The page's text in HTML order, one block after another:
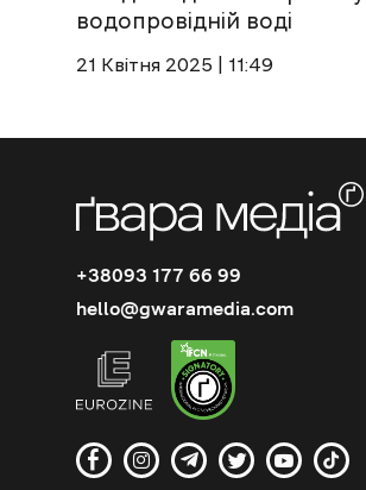
водопровідній воді
21 Квітня 2025 | 11:49
+38093 177 66 99
hello@gwaramedia.com